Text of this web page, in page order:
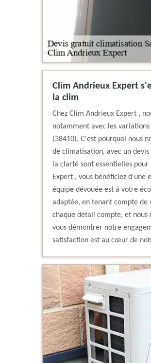
Clim Andrieux Expert
la clim
Chez Clim Andrieux Expert ,
notamment avec les
(38410). C'est pourquoi nous
de climatisation, avec un
la clarté sont essentielles
Expert , vous bénéficiez d'une
équipe dévouée est à votre
adaptée, en tenant compte de
chaque détail compte, et nous
vous démontrer notre
satisfaction est au cœur de